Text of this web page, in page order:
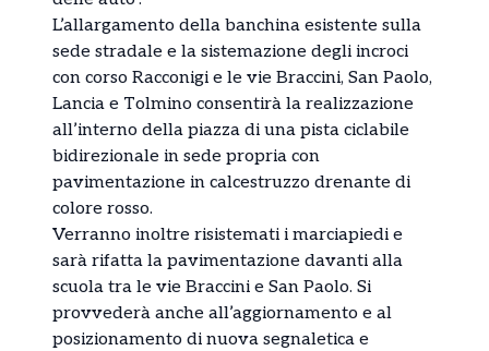
L’allargamento della banchina esistente sulla
sede stradale e la sistemazione degli incroci
con corso Racconigi e le vie Braccini, San Paolo,
Lancia e Tolmino consentirà la realizzazione
all’interno della piazza di una pista ciclabile
bidirezionale in sede propria con
pavimentazione in calcestruzzo drenante di
colore rosso.
Verranno inoltre risistemati i marciapiedi e
sarà rifatta la pavimentazione davanti alla
scuola tra le vie Braccini e San Paolo. Si
provvederà anche all’aggiornamento e al
posizionamento di nuova segnaletica e